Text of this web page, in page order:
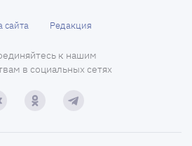
сайта Редакция
к нашим
в социальных сетях